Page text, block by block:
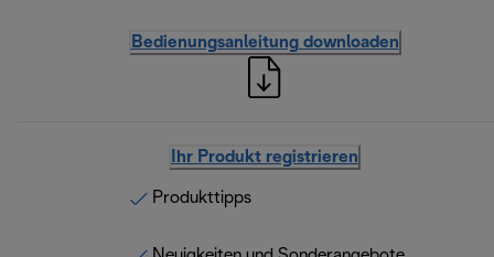
Bedienungsanleitung downloaden
Ihr Produkt registrieren
Produkttipps